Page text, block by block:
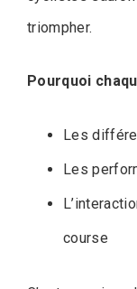
triompher.
Pourquoi
Les
Les
course